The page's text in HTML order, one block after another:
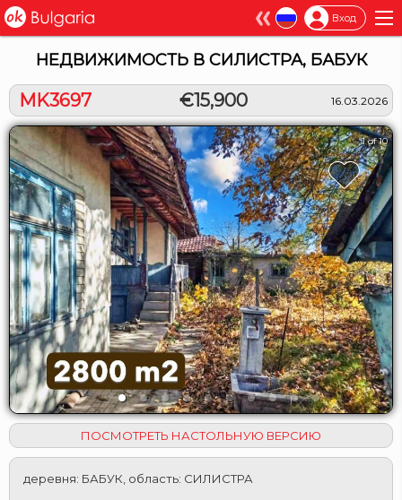
Вход ×
НЕДВИЖИМОСТЬ В СИЛИСТРА, БАБУК
MK3697 €15,900 16.03.2026
1 of 10
ПОСМОТРЕТЬ НАСТОЛЬНУЮ ВЕРСИЮ
деревня: БАБУК область: СИЛИСТРА